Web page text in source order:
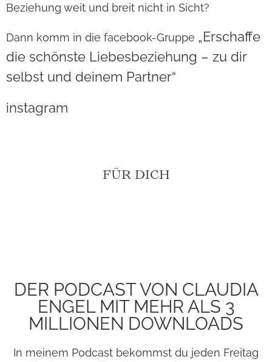
Beziehung weit und breit nicht in Sicht?
Dann komm in die facebook-Gruppe „Erschaffe
die schönste Liebesbeziehung – zu dir
selbst und deinem Partner“
instagram
FÜR DICH
DER PODCAST VON CLAUDIA
ENGEL MIT MEHR ALS 3
MILLIONEN DOWNLOADS
In meinem Podcast bekommst du jeden Freitag